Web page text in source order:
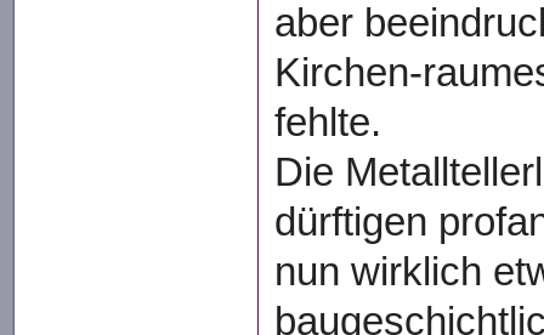
aber
Kirchen-
fehlte.
Die
dürftigen
nun wirklich